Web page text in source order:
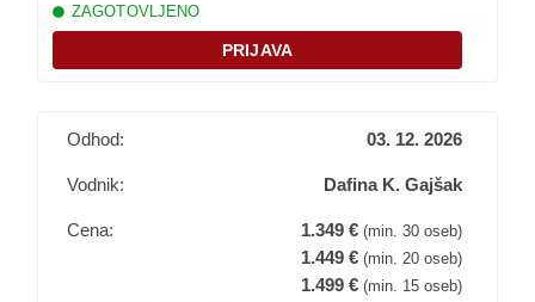
Plačilo potovanja
Prijavo boste potrdili s plačilom akontacije (35 %
Želite o Egiptu izvedeti več?
Vabljeni k branju:
Veliko odprtje Velikega egipčanskega muzeja
ZAGOTOVLJENO
PRIJAVA
Odhod: 03. 12. 2026
Vodnik: Dafina K. Gajšak
Cena: 1.349 € (min. 30 oseb)
1.449 € (min. 20 oseb)
1.499 € (min. 15 oseb)